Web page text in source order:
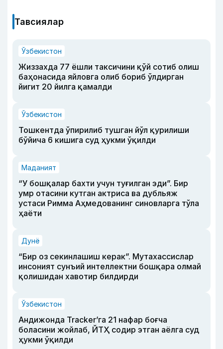
Тавсиялар
Ўзбекистон
Жиззахда 77 ёшли таксичини қўй сотиб олиш
баҳонасида яйловга олиб бориб ўлдирган
йигит 20 йилга қамалди
Ўзбекистон
Тошкентда ўпирилиб тушган йўл қурилиши
бўйича 6 кишига суд ҳукми ўқилди
Маданият
“У бошқалар бахти учун туғилган эди”. Бир
умр отасини кутган актриса ва дубльяж
устаси Римма Аҳмедованинг синовларга тўла
ҳаёти
Дунё
“Бир оз секинлашиш керак”. Мутахассислар
инсоният сунъий интеллектни бошқара олмай
қолишидан хавотир билдирди
Ўзбекистон
Андижонда Tracker’га 21 нафар боғча
боласини жойлаб, ЙТҲ содир этган аёлга суд
ҳукми ўқилди